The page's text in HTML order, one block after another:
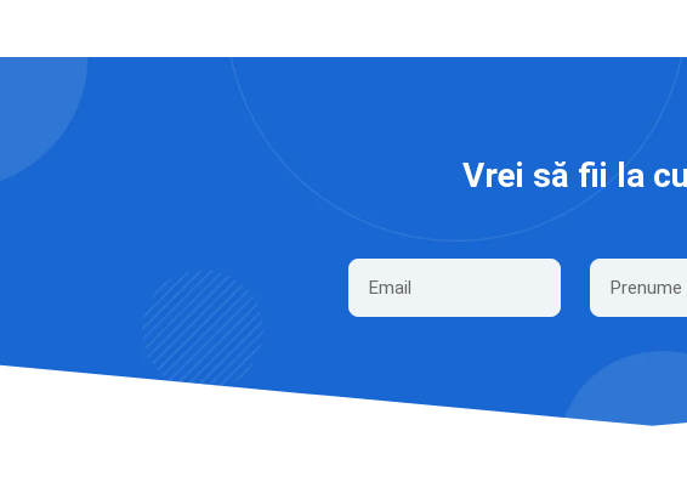
Vrei să fii la